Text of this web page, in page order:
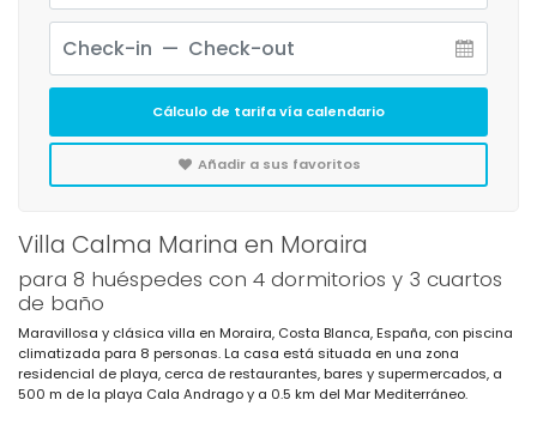
Villa Calma Marina en Moraira
para 8 huéspedes con 4 dormitorios y 3 cuartos
de baño
Maravillosa y clásica villa en Moraira, Costa Blanca, España, con piscina
climatizada para 8 personas. La casa está situada en una zona
residencial de playa, cerca de restaurantes, bares y supermercados, a
500 m de la playa Cala Andrago y a 0.5 km del Mar Mediterráneo.
Cálculo de tarifa vía calendario
Añadir a sus favoritos